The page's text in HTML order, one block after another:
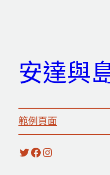
安達與
範例頁面
X Facebook Instagram